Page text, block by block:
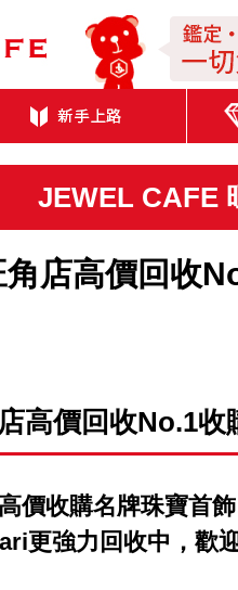
JEWEL CAFE
JEWEL CAFE
店高價回收
高價回收No.1
價收購名牌珠寶首
更強力回收中，歡